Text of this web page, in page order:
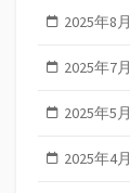
2025年8月
2025年7月
2025年5月
2025年4月